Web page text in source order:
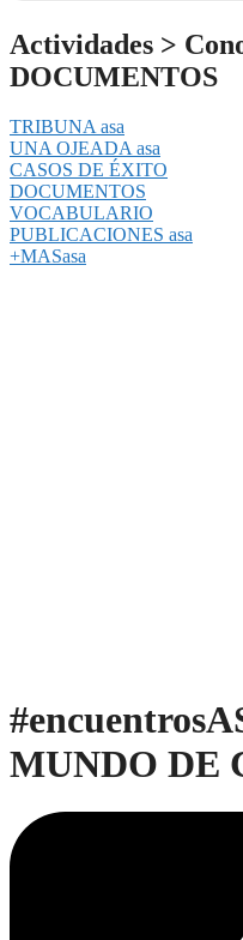
Actividades >
DOCUMENTOS
TRIBUNA asa
UNA OJEADA asa
CASOS DE ÉXITO
DOCUMENTOS
VOCABULARIO
PUBLICACIONES asa
+MASasa
MUNDO DE